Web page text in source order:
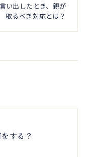
い出したとき、親が
取るべき対応とは？
する？